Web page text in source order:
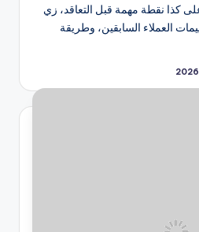
كذا نقطة مهمة قبل التعاقد، زي
العملاء السابقين، وطريقة